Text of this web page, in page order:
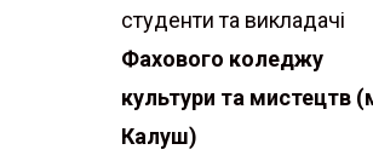
студенти та викладачі
Фахового коледжу
культури та мистецтв
Калуш)